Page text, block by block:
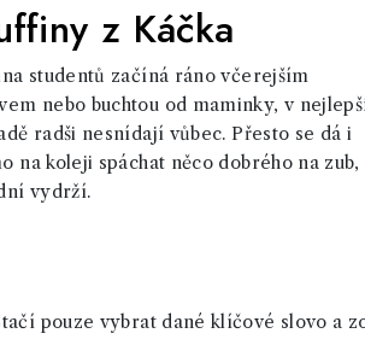
z Káčka
studentů začíná ráno včerejším
nebo buchtou od maminky, v
radši nesnídají vůbec. Přesto se dá i
na koleji spáchat něco dobrého na zub,
vydrží.
pouze vybrat dané klíčové slovo a